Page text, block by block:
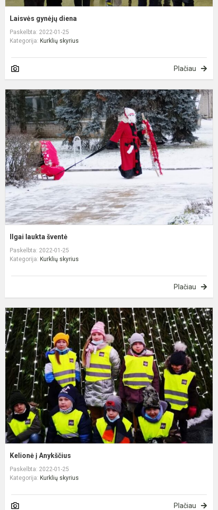
Laisvės gynėjų diena
Paskelbta: 2022-01-25
Kategorija: Kurklių skyrius
Plačiau
Ilgai laukta šventė
Paskelbta: 2022-01-25
Kategorija: Kurklių skyrius
Plačiau
Kelionė į Anykščius
Paskelbta: 2022-01-25
Kategorija: Kurklių skyrius
Plačiau